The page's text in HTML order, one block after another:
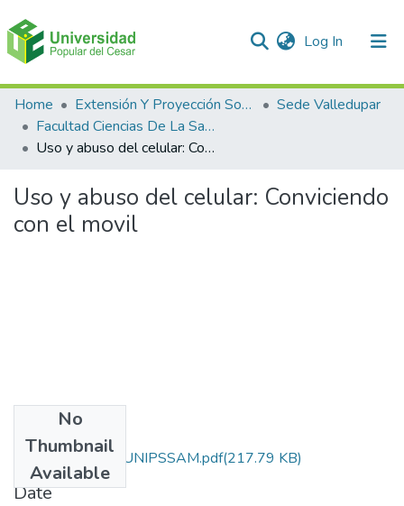
Log In (current)
Communities & Collections
All of DSpace
Home Extensión Y Proyección Social
Sede Valledupar
Facultad Ciencias De La Salud
Uso y abuso del celular: Conviciendo con el movil
Uso y abuso del celular: Conviciendo
con el movil
No
Thumbnail
Available
CERTIFICACION UNIPSSAM.pdf(217.79 KB)
Date